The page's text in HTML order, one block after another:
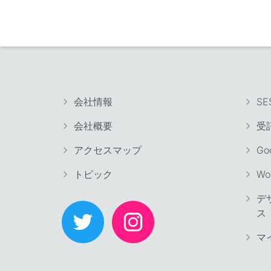
会社情報
会社概要
アクセスマップ
トピック
受
デ
ス
マ